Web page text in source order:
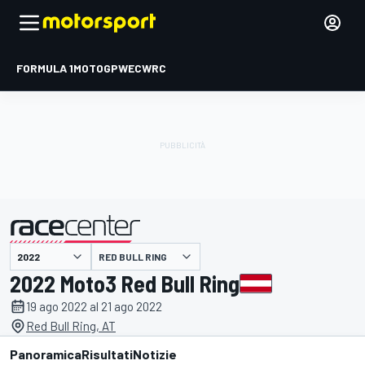
FORMULA 1MOTOGPWECWRC
presentato da RED BULL RING
2022 Moto3 Red Bull Ring
19 ago 2022 al 21 ago 2022
Red Bull Ring, AT
PanoramicaRisultatiNotizie